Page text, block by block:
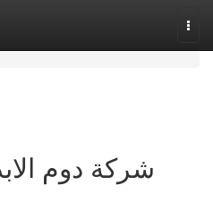
شركة دوم